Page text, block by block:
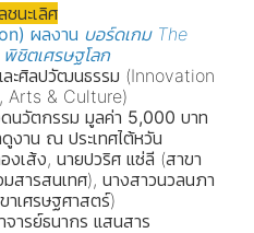
ชนะเลิศ
ผลงาน บอร์ดเกม The
ชิตเศรษฐโลก
ะศิลปวัฒนธรรม (Innovation
Arts & Culture)
นวัตกรรม มูลค่า 5,000 บาท
งาน ณ ประเทศไต้หวัน
งเส้ง, นายปวริศ แซ่ลี (สาขา
สารสนเทศ), นางสาวนวลนภา
าเศรษฐศาสตร์)
จารย์ธนากร แสนสาร